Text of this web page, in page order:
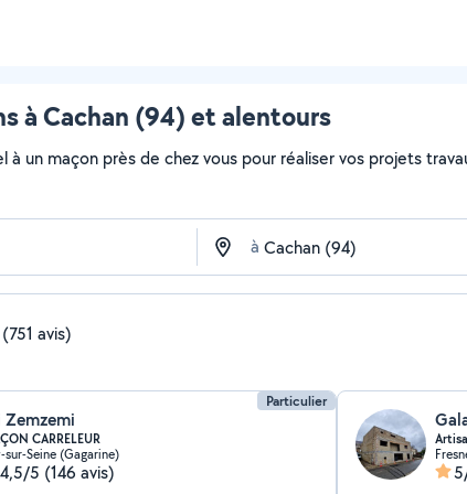
à Cachan (94) et alentours
un maçon près de chez vous pour réaliser vos projets
à
(751 avis)
Particulier
Zemzemi
CARRELEUR
sur-Seine (Gagarine)
4,5/5 (146 avis)